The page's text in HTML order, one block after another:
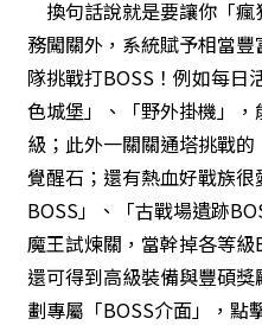
換句話說就是要讓你「瘋
務闖關外，系統賦予相當
隊挑戰打BOSS！例如每日
色城堡」、「野外掛機」
級；此外一關關通塔挑戰
覺醒石；還有熱血好戰族
BOSS」、「古戰場遺跡
魔王試煉關，當幹掉各等
還可得到高級裝備與豐碩
劃專屬「BOSS介面」，點